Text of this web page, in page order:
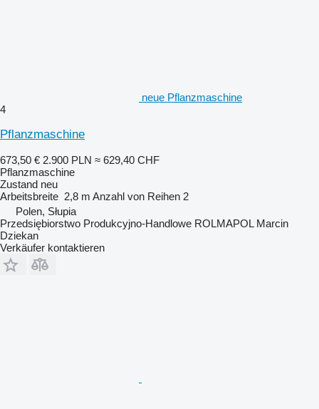
neue Pflanzmaschine
4
Pflanzmaschine
673,50 € 2.900 PLN ≈ 629,40 CHF
Pflanzmaschine
Zustand neu
Arbeitsbreite 2,8 m Anzahl von Reihen 2
Polen, Słupia
Przedsiębiorstwo Produkcyjno-Handlowe ROLMAPOL Marcin
Dziekan
Verkäufer kontaktieren